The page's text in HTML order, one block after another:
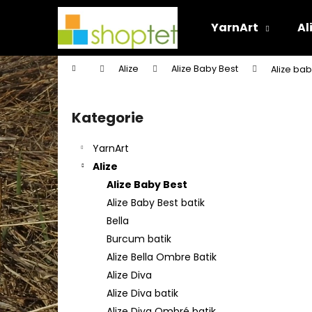
YarnArt
Domů Alize Alize Baby Best Alize
P
o
s
t
r
a
n
n
í
p
a
n
Přeskočit
kategorie
Kategorie
YarnArt
Alize
Alize Baby Best
Alize Baby Best batik
Bella
Burcum batik
Alize Bella Ombre Batik
Alize Diva
Alize Diva batik
í
k
Zpět
do
obchodu
Zpět
do
obchodu